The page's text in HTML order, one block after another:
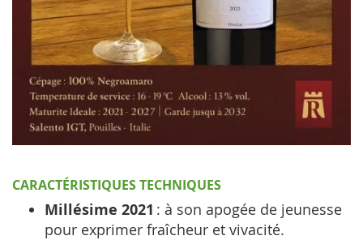
CARACTÉRISTIQUES TECHNIQUES
Millésime 2021 : à son apogée de jeunesse
pour exprimer fraîcheur et vivacité.